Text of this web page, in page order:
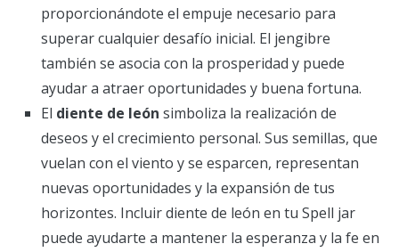
proporcionándote el empuje necesario para
superar cualquier desafío inicial. El jengibre
también se asocia con la prosperidad y puede
ayudar a atraer oportunidades y buena fortuna.
El diente de león simboliza la realización de
deseos y el crecimiento personal. Sus semillas, que
vuelan con el viento y se esparcen, representan
nuevas oportunidades y la expansión de tus
horizontes. Incluir diente de león en tu Spell jar
puede ayudarte a mantener la esperanza y la fe en